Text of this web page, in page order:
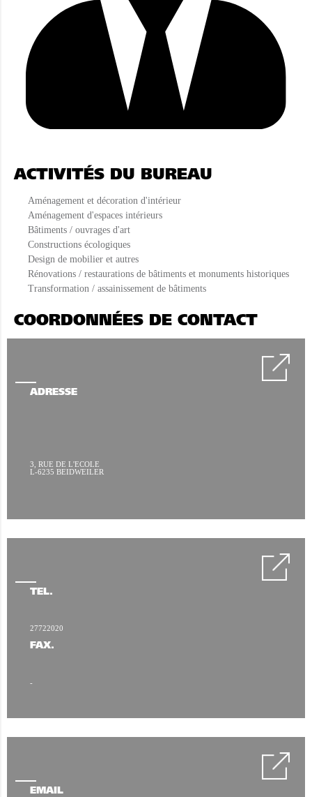
ACTIVITÉS DU BUREAU
Aménagement et décoration d'intérieur
Aménagement d'espaces intérieurs
Bâtiments / ouvrages d'art
Constructions écologiques
Design de mobilier et autres
Rénovations / restaurations de bâtiments et monuments historiques
Transformation / assainissement de bâtiments
COORDONNÉES DE CONTACT
ADRESSE
3, RUE DE L'ECOLE
L-6235 BEIDWEILER
TÉL.
27722020
FAX.
-
EMAIL